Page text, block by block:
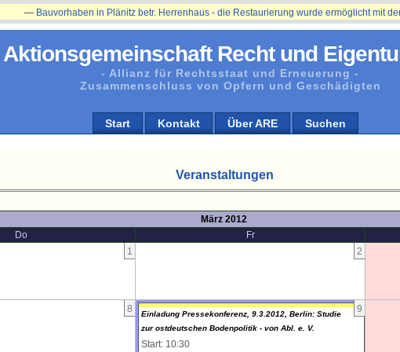
Aktionsgemeinschaft Recht und
- Allianz für Rechtsstaat und Erneuerung -
Zusammenschluss von Opfern und Geschädigten
Start Kontakt Über ARE Suchen
Bauvorhaben in Plänitz betr. Herrenhaus - die Restaurierung wurde ermöglicht mit der
Veranstaltungen
März 2012
Do Fr
1
2
8 9
Einladung Pressekonferenz, 9.3.2012, Berlin: Studie
zur ostdeutschen Bodenpolitik - von Abl. e. V.
Start: 10:30